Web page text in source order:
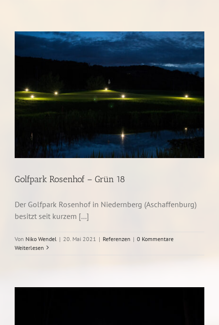
Golfpark Rosenhof – Grün 18
Der Golfpark Rosenhof in Niedernberg (Aschaffenburg)
besitzt seit kurzem [...]
Von Niko Wendel | 20. Mai 2021 | Referenzen | 0 Kommentare
Weiterlesen